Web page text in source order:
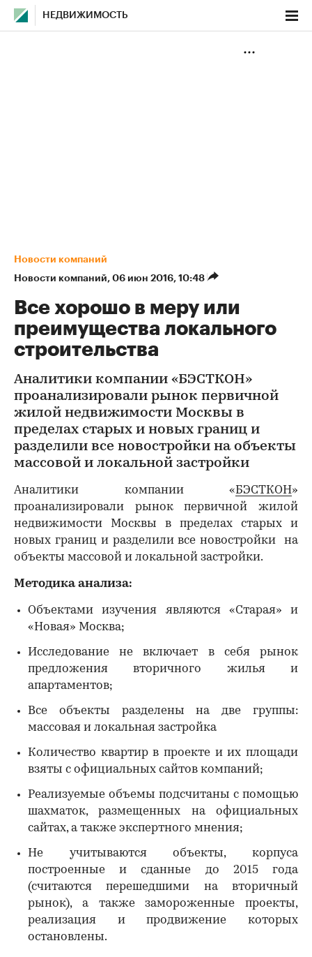
НЕДВИЖИМОСТЬ
Новости компаний
Новости компаний⁠, 06 июн 2016, 10:48
Все хорошо в меру или
преимущества локального
строительства
Аналитики компании «БЭСТКОН»
проанализировали рынок первичной
жилой недвижимости Москвы в
пределах старых и новых границ и
разделили все новостройки на объекты
массовой и локальной застройки
Аналитики компании «БЭСТКОН»
проанализировали рынок первичной жилой
недвижимости Москвы в пределах старых и
новых границ и разделили все новостройки на
объекты массовой и локальной застройки.
Методика анализа:
Объектами изучения являются «Старая» и
«Новая» Москва;
Исследование не включает в себя рынок
предложения вторичного жилья и
апартаментов;
Все объекты разделены на две группы:
массовая и локальная застройка
Количество квартир в проекте и их площади
взяты с официальных сайтов компаний;
Реализуемые объемы подсчитаны с помощью
шахматок, размещенных на официальных
сайтах, а также экспертного мнения;
Не учитываются объекты, корпуса
построенные и сданные до 2015 года
(считаются перешедшими на вторичный
рынок), а также замороженные проекты,
реализация и продвижение которых
остановлены.